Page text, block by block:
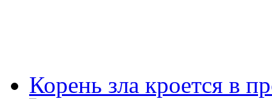
Корень зла кроется в